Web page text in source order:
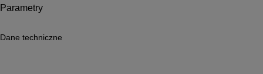
Parametry
Dane techniczne